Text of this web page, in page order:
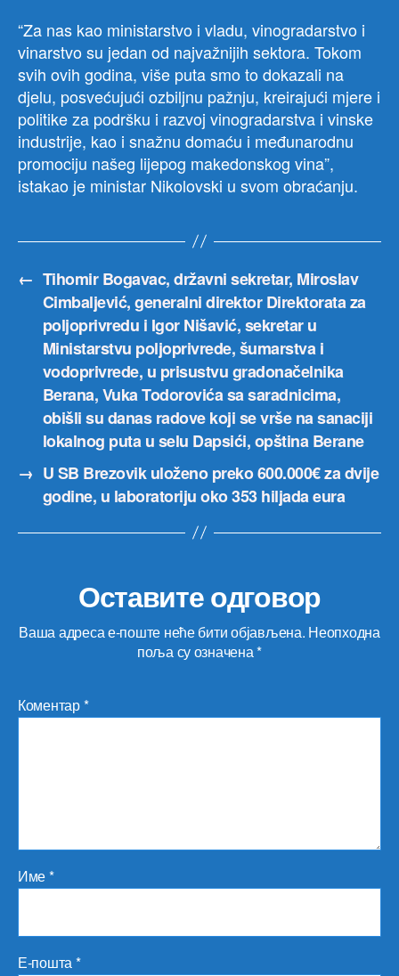
“Za nas kao ministarstvo i vladu, vinogradarstvo i
vinarstvo su jedan od najvažnijih sektora. Tokom
svih ovih godina, više puta smo to dokazali na
djelu, posvećujući ozbiljnu pažnju, kreirajući mjere i
politike za podršku i razvoj vinogradarstva i vinske
industrije, kao i snažnu domaću i međunarodnu
promociju našeg lijepog makedonskog vina”,
istakao je ministar Nikolovski u svom obraćanju.
← Tihomir Bogavac, državni sekretar, Miroslav
Cimbaljević, generalni direktor Direktorata za
poljoprivredu i Igor Nišavić, sekretar u
Ministarstvu poljoprivrede, šumarstva i
vodoprivrede, u prisustvu gradonačelnika
Berana, Vuka Todorovića sa saradnicima,
obišli su danas radove koji se vrše na sanaciji
lokalnog puta u selu Dapsići, opština Berane
→ U SB Brezovik uloženo preko 600.000€ za dvije
godine, u laboratoriju oko 353 hiljada eura
Оставите одговор
Ваша адреса е-поште неће бити објављена. Неопходна
поља су означена*
Коментар*
Име*
Е-пошта*